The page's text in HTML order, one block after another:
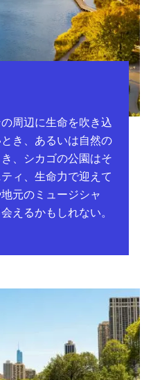
周辺に生命を吹き込
き、あるいは自然の
、シカゴの公園はそ
ィ、生命力で迎えて
元のミュージシャ
えるかもしれない。